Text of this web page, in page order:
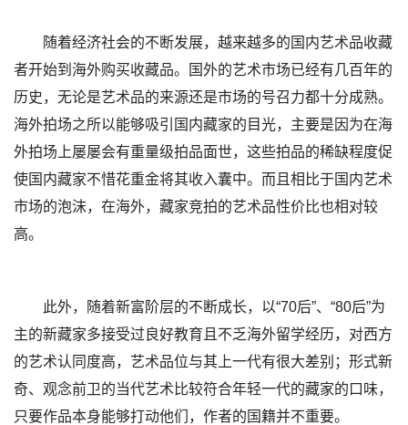
随着经济社会的不断发展，越来越多的国内艺术品收藏
者开始到海外购买收藏品。国外的艺术市场已经有几百年的
历史，无论是艺术品的来源还是市场的号召力都十分成熟。
海外拍场之所以能够吸引国内藏家的目光，主要是因为在海
外拍场上屡屡会有重量级拍品面世，这些拍品的稀缺程度促
使国内藏家不惜花重金将其收入囊中。而且相比于国内艺术
市场的泡沫，在海外，藏家竞拍的艺术品性价比也相对较
高。
此外，随着新富阶层的不断成长，以“70后”、“80后”为
主的新藏家多接受过良好教育且不乏海外留学经历，对西方
的艺术认同度高，艺术品位与其上一代有很大差别；形式新
奇、观念前卫的当代艺术比较符合年轻一代的藏家的口味，
只要作品本身能够打动他们，作者的国籍并不重要。